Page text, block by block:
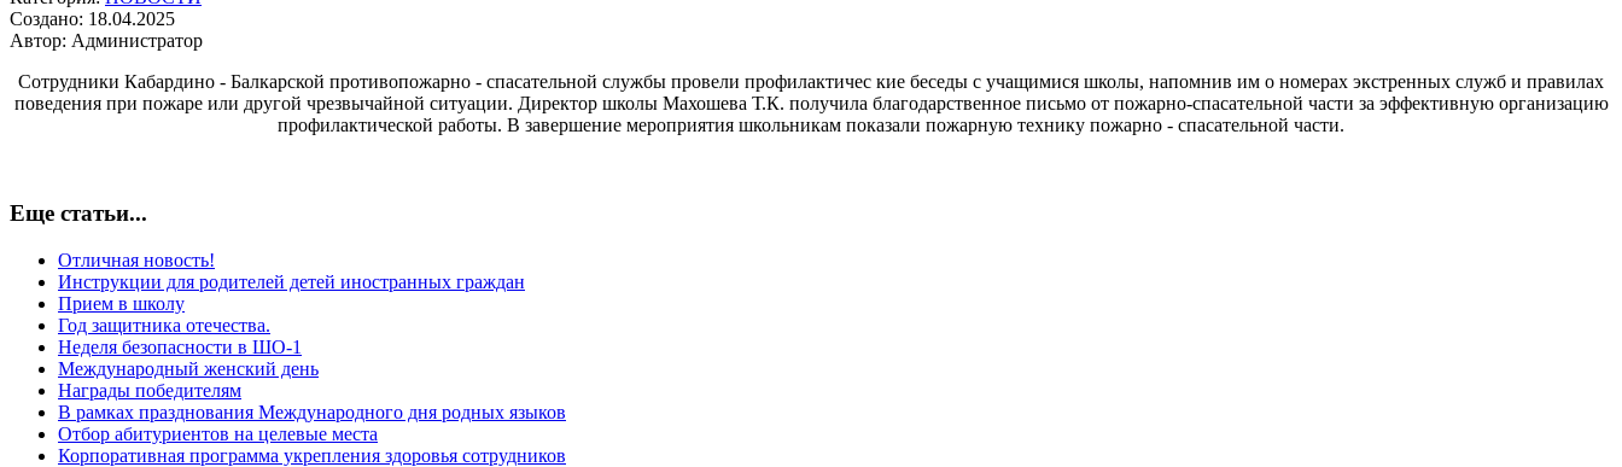
Создано: 18.04.2025
Автор: Администратор
Сотрудники Кабардино - Балкарской противопожарно - спасательной службы провели профилактичес кие беседы с учащимися школы, напомнив им о номерах экстренных служб и правилах
поведения при пожаре или другой чрезвычайной ситуации. Директор школы Махошева Т.К. получила благодарственное письмо от пожарно-спасательной части за эффективную организацию
профилактической работы. В завершение мероприятия школьникам показали пожарную технику пожарно - спасательной части.
Еще статьи...
Отличная новость!
Инструкции для родителей детей иностранных граждан
Прием в школу
Год защитника отечества.
Неделя безопасности в ШО-1
Международный женский день
Награды победителям
В рамках празднования Международного дня родных языков
Отбор абитуриентов на целевые места
Корпоративная программа укрепления здоровья сотрудников